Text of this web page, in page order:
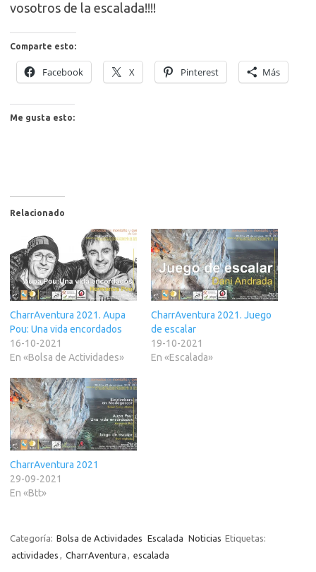
vosotros de la escalada!!!!
Comparte esto:
Facebook X Pinterest Más
Me gusta esto:
Relacionado
CharrAventura 2021. Aupa
Pou: Una vida encordados
16-10-2021
En «Bolsa de Actividades»
CharrAventura 2021. Juego
de escalar
19-10-2021
En «Escalada»
CharrAventura 2021
29-09-2021
En «Btt»
Categoría: Bolsa de Actividades Escalada Noticias Etiquetas:
actividades
CharrAventura escalada